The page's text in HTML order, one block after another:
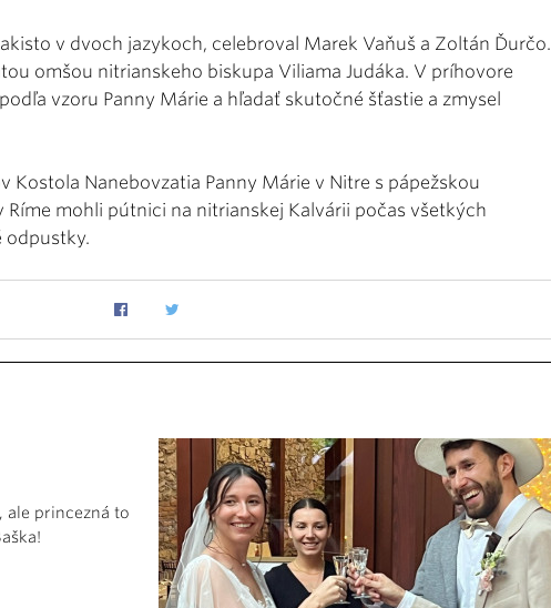
v dvoch jazykoch, celebroval Marek Vaňuš a Zoltán Ďurčo.
omšou nitrianskeho biskupa Viliama Judáka. V príhovore
vzoru Panny Márie a hľadať skutočné šťastie a zmysel
Kostola Nanebovzatia Panny Márie v Nitre s pápežskou
Ríme mohli pútnici na nitrianskej Kalvárii počas všetkých
odpustky.
ale princezná to